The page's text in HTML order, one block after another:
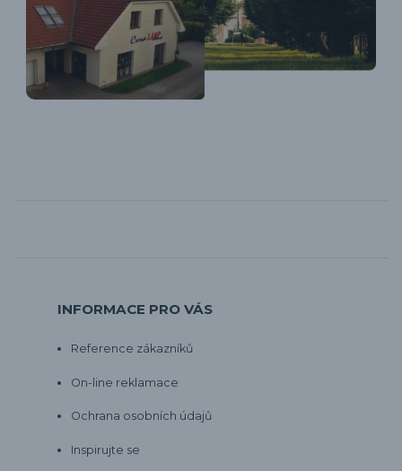
INFORMACE PRO VÁS
Reference zákazníků
On-line reklamace
Ochrana osobních údajů
Inspirujte se